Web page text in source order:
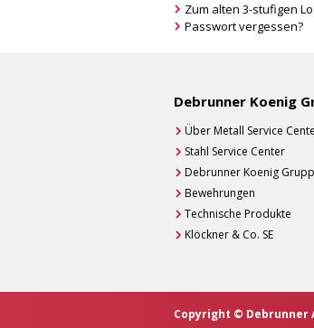
Zum alten 3-stufigen
Passwort vergessen?
Debrunner Koenig
Über Metall Service
Stahl Service Center
Debrunner Koenig
Bewehrungen
Technische Produkte
Klöckner & Co. SE
Copyright © Debrunner